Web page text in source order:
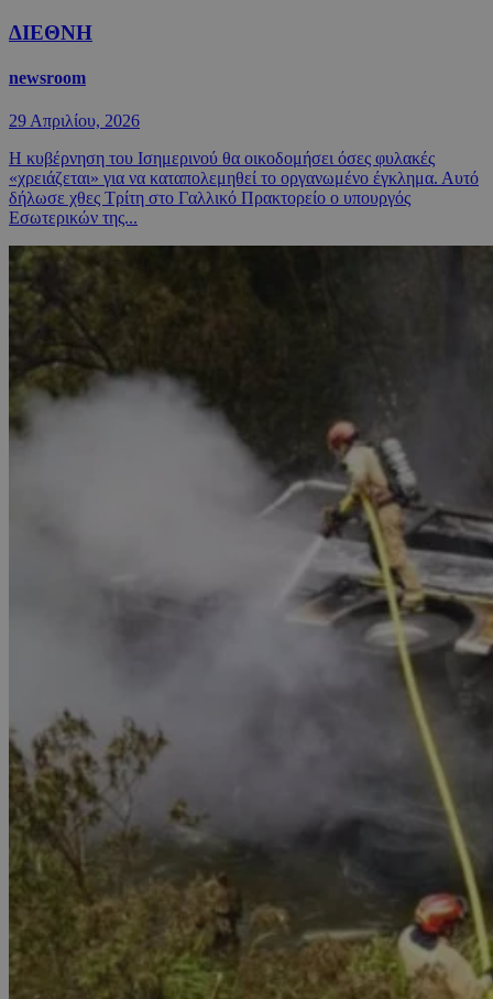
ΔΙΕΘΝΗ
newsroom
29 Απριλίου, 2026
Η κυβέρνηση του Ισημερινού θα οικοδομήσει όσες φυλακές
«χρειάζεται» για να καταπολεμηθεί το οργανωμένο έγκλημα. Αυτό
δήλωσε χθες Τρίτη στο Γαλλικό Πρακτορείο ο υπουργός
Εσωτερικών της...